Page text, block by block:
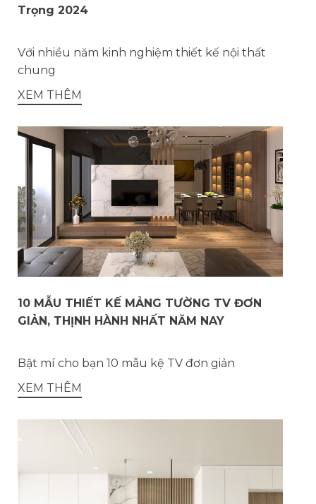
Trọng 2024
Với nhiều năm kinh nghiệm thiết kế nội thất
chung
XEM THÊM
10 MẪU THIẾT KẾ MẢNG TƯỜNG TV ĐƠN
GIẢN, THỊNH HÀNH NHẤT NĂM NAY
Bật mí cho bạn 10 mẫu kệ TV đơn giản
XEM THÊM